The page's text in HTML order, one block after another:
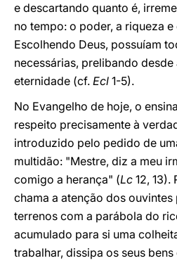
e descartando quanto é,
no tempo: o poder, a riqueza
Escolhendo Deus, possuíam
necessárias, prelibando desde
eternidade (cf. Ecl 1-5).
No Evangelho de hoje, o
respeito precisamente à
introduzido pelo pedido de
multidão: "Mestre, diz a meu
comigo a herança" (Lc 12, 13).
chama a atenção dos
terrenos com a parábola do
acumulado para si uma
trabalhar, dissipa os seus